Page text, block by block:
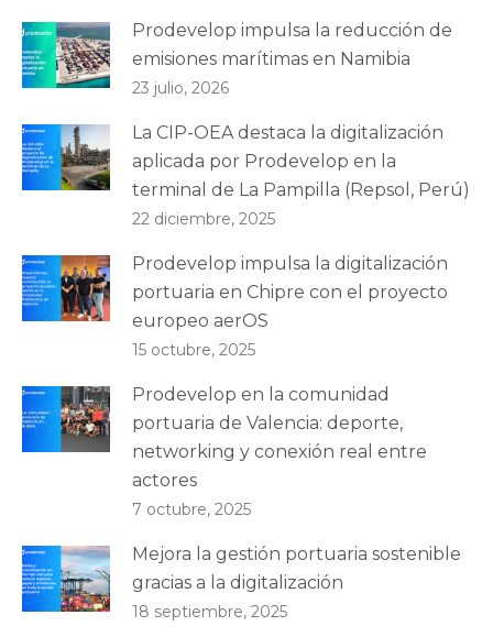
Prodevelop impulsa la reducción de
emisiones marítimas en Namibia
23 julio, 2026
La CIP-OEA destaca la digitalización
aplicada por Prodevelop en la
terminal de La Pampilla (Repsol, Perú)
22 diciembre, 2025
Prodevelop impulsa la digitalización
portuaria en Chipre con el proyecto
europeo aerOS
15 octubre, 2025
Prodevelop en la comunidad
portuaria de Valencia: deporte,
networking y conexión real entre
actores
7 octubre, 2025
Mejora la gestión portuaria sostenible
gracias a la digitalización
18 septiembre, 2025